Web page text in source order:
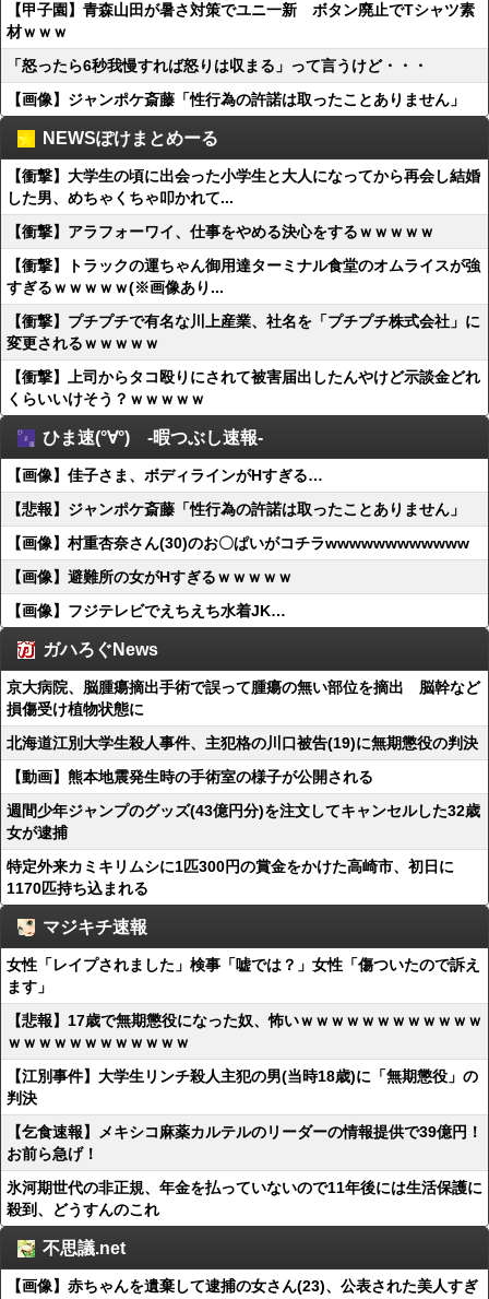
【甲子園】青森山田が暑さ対策でユニ一新 ボタン廃止でTシャツ素
材ｗｗｗ
「怒ったら6秒我慢すれば怒りは収まる」って言うけど・・・
【画像】ジャンポケ斎藤「性行為の許諾は取ったことありません」
NEWSぽけまとめーる
【衝撃】大学生の頃に出会った小学生と大人になってから再会し結婚
した男、めちゃくちゃ叩かれて...
【衝撃】アラフォーワイ、仕事をやめる決心をするｗｗｗｗｗ
【衝撃】トラックの運ちゃん御用達ターミナル食堂のオムライスが強
すぎるｗｗｗｗｗ(※画像あり...
【衝撃】プチプチで有名な川上産業、社名を「プチプチ株式会社」に
変更されるｗｗｗｗｗ
【衝撃】上司からタコ殴りにされて被害届出したんやけど示談金どれ
くらいいけそう？ｗｗｗｗｗ
ひま速(°∀°) -暇つぶし速報-
【画像】佳子さま、ボディラインがHすぎる…
【悲報】ジャンポケ斎藤「性行為の許諾は取ったことありません」
【画像】村重杏奈さん(30)のお〇ぱいがコチラwwwwwwwwwwww
【画像】避難所の女がHすぎるｗｗｗｗｗ
【画像】フジテレビでえちえち水着JK…
ガハろぐNews
京大病院、脳腫瘍摘出手術で誤って腫瘍の無い部位を摘出 脳幹など
損傷受け植物状態に
北海道江別大学生殺人事件、主犯格の川口被告(19)に無期懲役の判決
【動画】熊本地震発生時の手術室の様子が公開される
週間少年ジャンプのグッズ(43億円分)を注文してキャンセルした32歳
女が逮捕
特定外来カミキリムシに1匹300円の賞金をかけた高崎市、初日に
1170匹持ち込まれる
マジキチ速報
女性「レイプされました」検事「嘘では？」女性「傷ついたので訴え
ます」
【悲報】17歳で無期懲役になった奴、怖いｗｗｗｗｗｗｗｗｗｗｗｗ
ｗｗｗｗｗｗｗｗｗｗｗｗ
【江別事件】大学生リンチ殺人主犯の男(当時18歳)に「無期懲役」の
判決
【乞食速報】メキシコ麻薬カルテルのリーダーの情報提供で39億円！
お前ら急げ！
氷河期世代の非正規、年金を払っていないので11年後には生活保護に
殺到、どうすんのこれ
不思議.net
【画像】赤ちゃんを遺棄して逮捕の女さん(23)、公表された美人すぎ